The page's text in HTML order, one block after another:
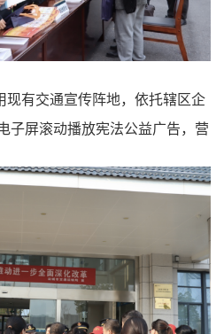
现有交通宣传阵地，依托辖区企
子屏滚动播放宪法公益广告，营